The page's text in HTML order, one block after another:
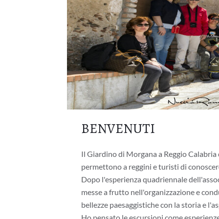
BENVENUTI
Il Giardino di Morgana a Reggio
permettono a reggini e turisti di
Dopo l'esperienza quadriennale
messe a frutto nell'organizzazione e
bellezze paesaggistiche con la storia e